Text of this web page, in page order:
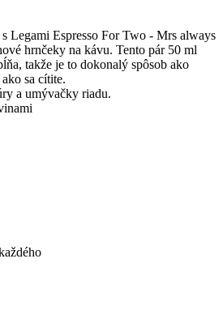
Legami Espresso For Two - Mrs always
hrnčeky na kávu. Tento pár 50 ml
takže je to dokonalý spôsob ako
sa cítite.
a umývačky riadu.